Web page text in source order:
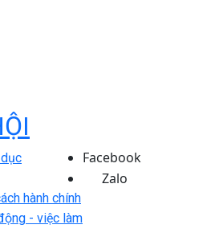
hành chính
- việc làm
Facebook
Zalo